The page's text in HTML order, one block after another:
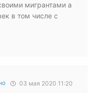
мигрантами а
в том числе с
03 мая 2020 11:20